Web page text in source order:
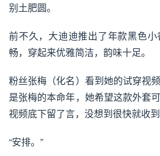
别土肥圆。
前不久，大迪迪推出了年款黑色
畅，穿起来优雅简洁，韵味十足。
粉丝张梅（化名）看到她的试穿视
是张梅的本命年，她希望这款外套
视频底下留了言，没想到很快就收到
“安排。”